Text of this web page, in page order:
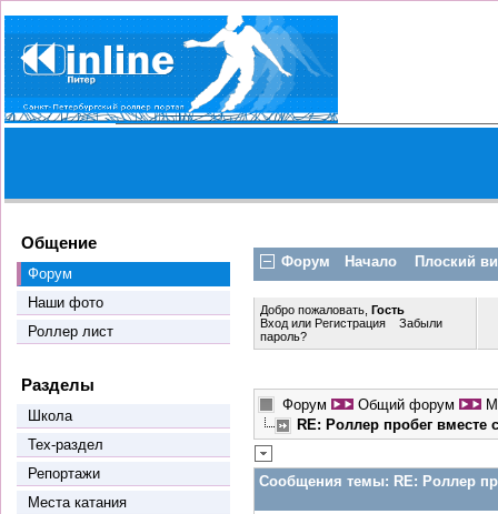
Общение
Форум
Наши фото
Роллер лист
Разделы
Школа
Тех-раздел
Репортажи
Места катания
Форум Начало Плоский
Добро пожаловать,Гость
Входили Регистрация
Забыли
пароль?
Форум Общий форум
RE: Роллер пробег
Сообщения темы: RE: Роллер